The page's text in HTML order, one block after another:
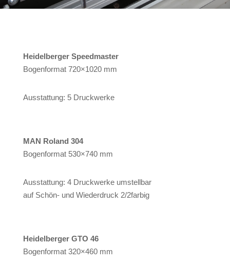
Heidelberger Speedmaster
Bogenformat 720×1020 mm
Ausstattung: 5 Druckwerke
MAN Roland 304
Bogenformat 530×740 mm
Ausstattung: 4 Druckwerke umstellbar
auf Schön- und Wiederdruck 2/2farbig
Heidelberger GTO 46
Bogenformat 320×460 mm